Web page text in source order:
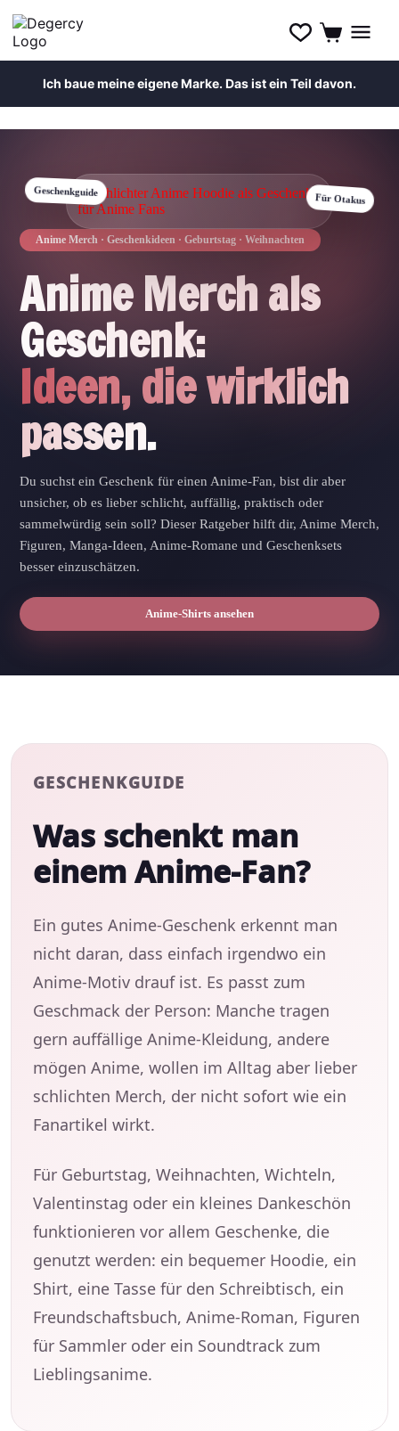
Ich baue meine eigene Marke. Das ist ein Teil davon.
Inhalt
Anime Merch · Geschenkideen · Geburtstag · Weihnachten
Anime Merch als
Geschenk:
Ideen, die wirklich
passen.
Du suchst ein Geschenk für einen Anime-Fan, bist dir aber
unsicher, ob es lieber schlicht, auffällig, praktisch oder
sammelwürdig sein soll? Dieser Ratgeber hilft dir, Anime Merch,
Figuren, Manga-Ideen, Anime-Romane und Geschenksets
besser einzuschätzen.
Anime-Shirts ansehen
Geschenkguide
Für Otakus
GESCHENKGUIDE
Was schenkt man
einem Anime-Fan?
Ein gutes Anime-Geschenk erkennt man
nicht daran, dass einfach irgendwo ein
Anime-Motiv drauf ist. Es passt zum
Geschmack der Person: Manche tragen
gern auffällige Anime-Kleidung, andere
mögen Anime, wollen im Alltag aber lieber
schlichten Merch, der nicht sofort wie ein
Fanartikel wirkt.
Für Geburtstag, Weihnachten, Wichteln,
Valentinstag oder ein kleines Dankeschön
funktionieren vor allem Geschenke, die
genutzt werden: ein bequemer Hoodie, ein
Shirt, eine Tasse für den Schreibtisch, ein
Freundschaftsbuch, Anime-Roman, Figuren
für Sammler oder ein Soundtrack zum
Lieblingsanime.